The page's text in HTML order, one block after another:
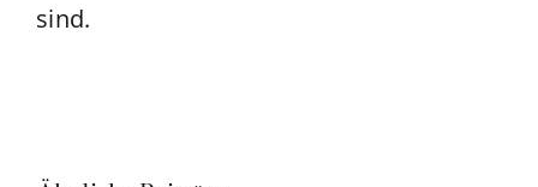
sind.